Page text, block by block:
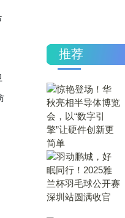
推荐